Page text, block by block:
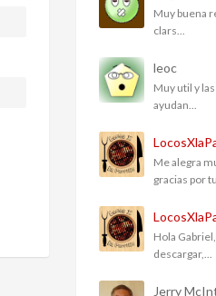
Muy buena
clars...
leoc
Muy util y
ayudan...
Me alegra
gracias por
Hola
descargar,...
Jerry